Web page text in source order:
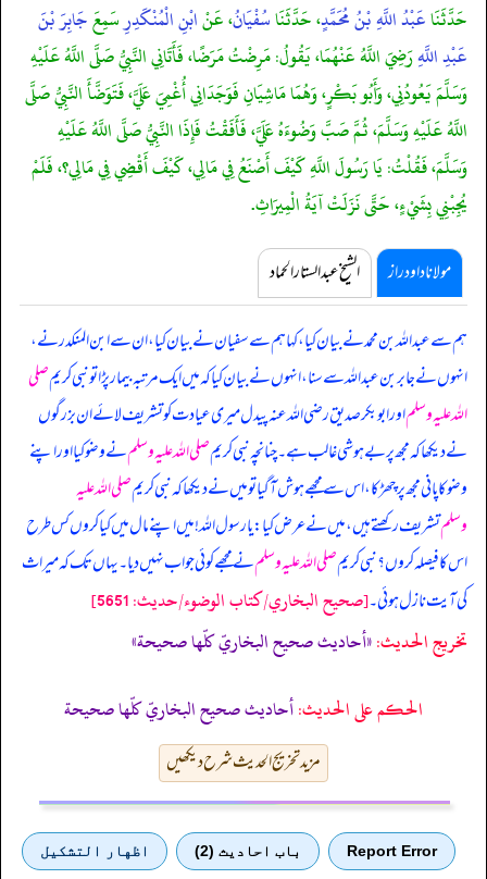
حَدَّثَنَاعَبْدُ اللَّهِ بْنُ مُحَمَّدٍ، حَدَّثَنَاسُفْيَانُ، عَنْابْنِ الْمُنْكَدِرِسَمِعَجَابِرَ بْنَ
عَبْدِ اللَّهِرَضِيَ اللَّهُ عَنْهُمَا، يَقُولُ: مَرِضْتُ مَرَضًا، فَأَتَانِي النَّبِيُّ صَلَّى اللَّهُ عَلَيْهِ
وَسَلَّمَ يَعُودُنِي، وَأَبُو بَكْرٍ، وَهُمَا مَاشِيَانِ فَوَجَدَانِي أُغْمِيَ عَلَيَّ، فَتَوَضَّأَ النَّبِيُّ صَلَّى
اللَّهُ عَلَيْهِ وَسَلَّمَ، ثُمَّ صَبَّ وَضُوءَهُ عَلَيَّ، فَأَفَقْتُ فَإِذَا النَّبِيُّ صَلَّى اللَّهُ عَلَيْهِ
وَسَلَّمَ، فَقُلْتُ: يَا رَسُولَ اللَّهِ كَيْفَ أَصْنَعُ فِي مَالِي، كَيْفَ أَقْضِي فِي مَالِي؟، فَلَمْ
يُجِبْنِي بِشَيْءٍ، حَتَّى نَزَلَتْ آيَةُ الْمِيرَاثِ.
مولانا داود راز الشیخ عبدالستار الحماد
ہم سے عبداللہ بن محمد نے بیان کیا، کہا ہم سے سفیان نے بیان کیا، ان سے ابن المنکدر نے،
انہوں نے جابر بن عبداللہ سے سنا، انہوں نے بیان کیا کہمیں ایک مرتبہ بیمار پڑا تو نبی کریمصلی
اللہ علیہ وسلماور ابوبکر صدیق رضی اللہ عنہ پیدل میری عیادت کو تشریف لائے ان بزرگوں
نے دیکھا کہ مجھ پر بے ہوشی غالب ہے۔ چنانچہ نبی کریمصلی اللہ علیہ وسلمنے وضو کیا اور اپنے
وضو کا پانی مجھ پر چھڑکا، اس سے مجھے ہوش آ گیا تو میں نے دیکھا کہ نبی کریمصلی اللہ علیہ
وسلمتشریف رکھتے ہیں، میں نے عرض کیا: یا رسول اللہ! میں اپنے مال میں کیا کروں کس طرح
اس کا فیصلہ کروں؟ نبی کریمصلی اللہ علیہ وسلمنے مجھے کوئی جواب نہیں دیا۔ یہاں تک کہ میراث
کی آیت نازل ہوئی۔[صحيح البخاري/كتاب الوضوء/حدیث: 5651]
تخریج الحدیث:«أحاديث صحيح البخاريّ كلّها صحيحة»
الحكم على الحديث:أحاديث صحيح البخاريّ كلّها صحيحة
مزید تخریج الحدیث شرح دیکھیں
Report Error باب احادیث (2) اظهار التشكيل